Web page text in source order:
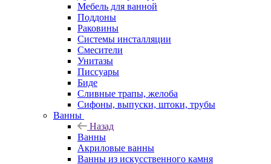
Мебель для ванной
Поддоны
Раковины
Системы инсталляции
Смесители
Унитазы
Писсуары
Биде
Сливные трапы, желоба
Сифоны, выпуски, штоки, трубы
Ванны
Назад
Ванны
Акриловые ванны
Ванны из искусственного камня